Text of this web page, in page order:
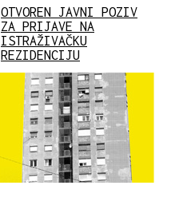
OTVOREN JAVNI POZIV
ZA PRIJAVE NA
ISTRAŽIVAČKU
REZIDENCIJU